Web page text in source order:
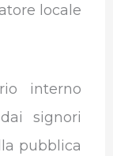
locale
interno
signori
pubblica